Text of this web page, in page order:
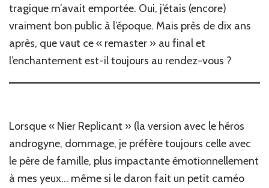
tragique m’avait emportée. Oui, j’étais (encore)
vraiment bon public à l’époque. Mais près de dix ans
après, que vaut ce « remaster » au final et
l’enchantement est-il toujours au rendez-vous ?
Lorsque « Nier Replicant » (la version avec le héros
androgyne, dommage, je préfère toujours celle avec
le père de famille, plus impactante émotionnellement
à mes yeux… même si le daron fait un petit caméo